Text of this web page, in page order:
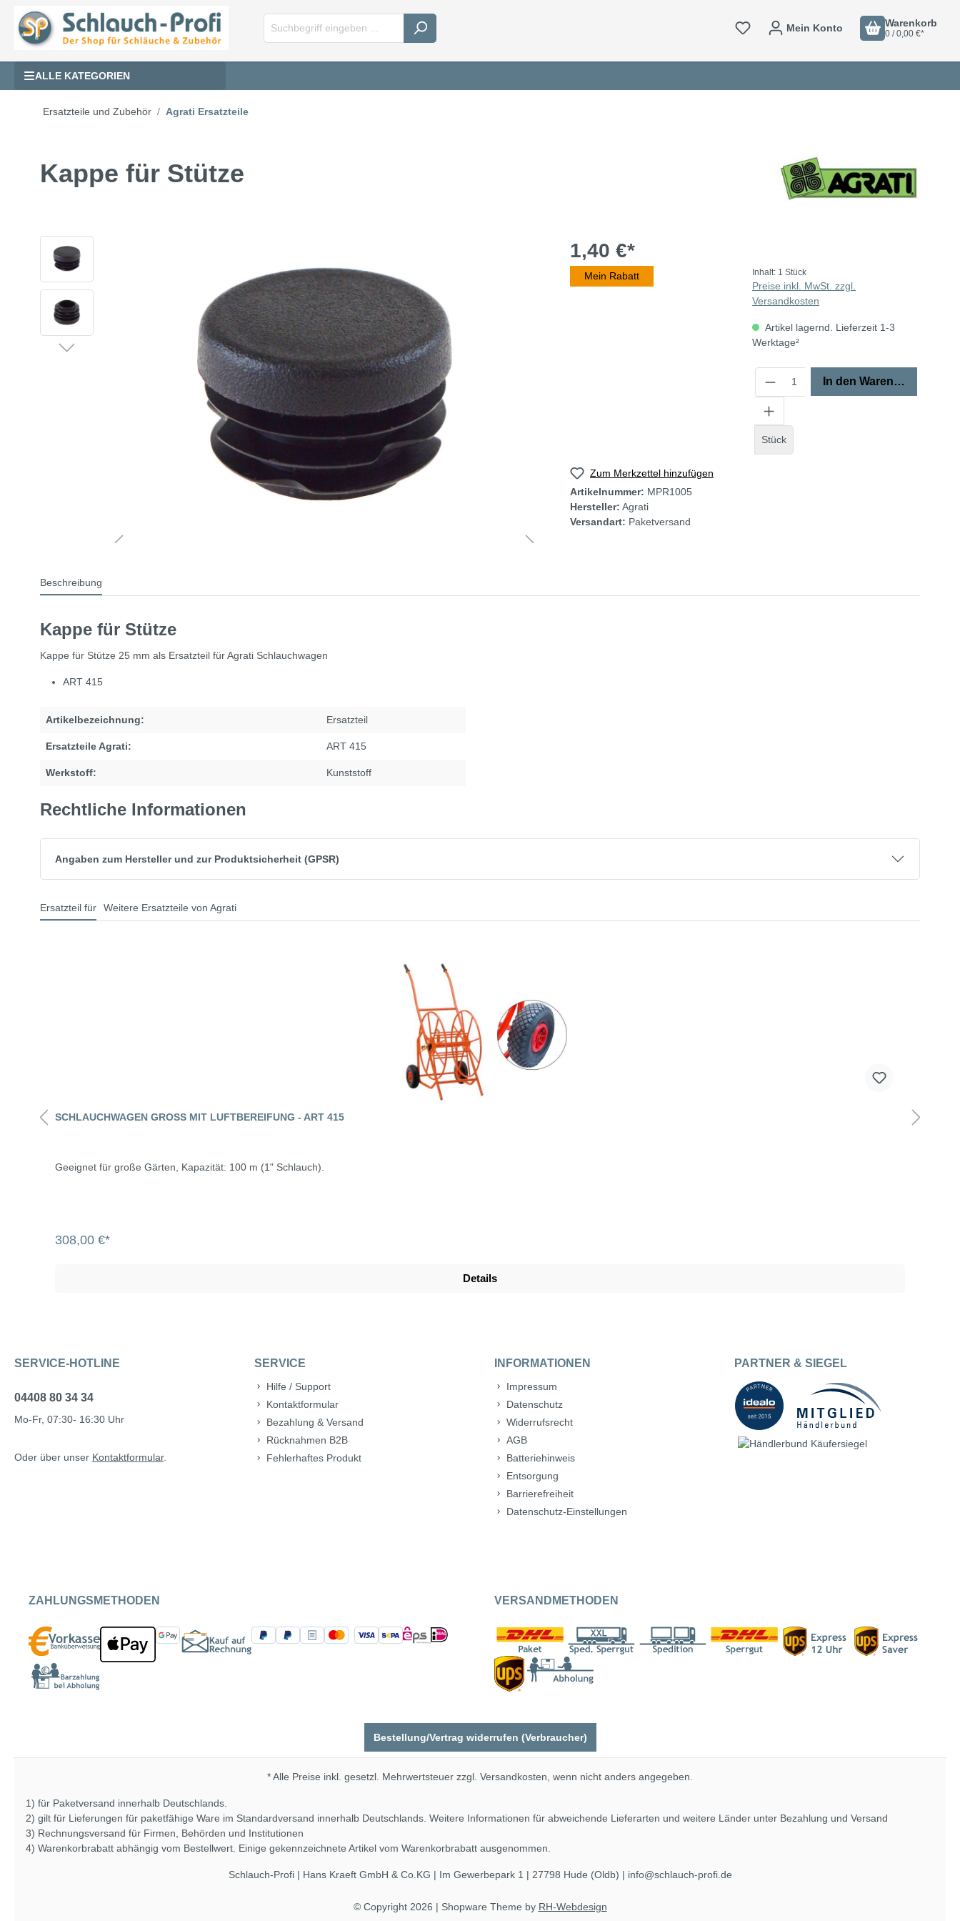
Mein Konto Warenkorb
0 / 0,00 €*
ALLE KATEGORIEN
Ersatzteile und Zubehör Agrati Ersatzteile
Kappe für Stütze
1,40 €*
Mein Rabatt Inhalt: 1 Stück
Preise inkl. MwSt. zzgl.
Versandkosten
Artikel lagernd. Lieferzeit 1-3
Werktage²
Stück
In den Warenkorb
Zum Merkzettel hinzufügen
Artikelnummer: MPR1005
Hersteller: Agrati
Versandart: Paketversand
Beschreibung
Kappe für Stütze
Kappe für Stütze 25 mm als Ersatzteil für Agrati Schlauchwagen
ART 415
Artikelbezeichnung: Ersatzteil
Ersatzteile Agrati: ART 415
Werkstoff: Kunststoff
Rechtliche Informationen
Angaben zum Hersteller und zur Produktsicherheit (GPSR)
Ersatzteil für Weitere Ersatzteile von Agrati
SCHLAUCHWAGEN GROSS MIT LUFTBEREIFUNG - ART 415
Geeignet für große Gärten, Kapazität: 100 m (1" Schlauch).
308,00 €*
Details
SERVICE-HOTLINE
04408 80 34 34
Mo-Fr, 07:30- 16:30 Uhr
Oder über unser Kontaktformular.
SERVICE
Hilfe / Support
Kontaktformular
Bezahlung & Versand
Rücknahmen B2B
Fehlerhaftes Produkt
INFORMATIONEN
Impressum
Datenschutz
Widerrufsrecht
AGB
Batteriehinweis
Entsorgung
Barrierefreiheit
Datenschutz-Einstellungen
PARTNER & SIEGEL
ZAHLUNGSMETHODEN VERSANDMETHODEN
Bestellung/Vertrag widerrufen (Verbraucher)
* Alle Preise inkl. gesetzl. Mehrwertsteuer zzgl. Versandkosten , wenn nicht anders angegeben.
1) für Paketversand innerhalb Deutschlands.
2) gilt für Lieferungen für paketfähige Ware im Standardversand innerhalb Deutschlands. Weitere Informationen für abweichende Lieferarten und weitere Länder unter Bezahlung und Versand
3) Rechnungsversand für Firmen, Behörden und Institutionen
4) Warenkorbrabatt abhängig vom Bestellwert. Einige gekennzeichnete Artikel vom Warenkorbrabatt ausgenommen.
Schlauch-Profi | Hans Kraeft GmbH & Co.KG | Im Gewerbepark 1 | 27798 Hude (Oldb) | info@schlauch-profi.de
© Copyright 2026 | Shopware Theme by RH-Webdesign